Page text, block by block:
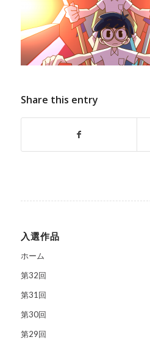
Share this entry
入選作品
ホーム
第32回
第31回
第30回
第29回